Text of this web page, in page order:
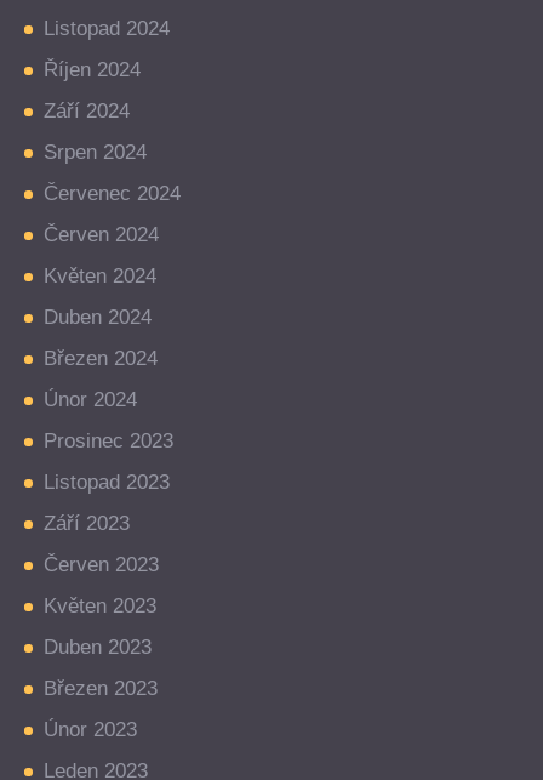
Listopad 2024
Říjen 2024
Září 2024
Srpen 2024
Červenec 2024
Červen 2024
Květen 2024
Duben 2024
Březen 2024
Únor 2024
Prosinec 2023
Listopad 2023
Září 2023
Červen 2023
Květen 2023
Duben 2023
Březen 2023
Únor 2023
Leden 2023